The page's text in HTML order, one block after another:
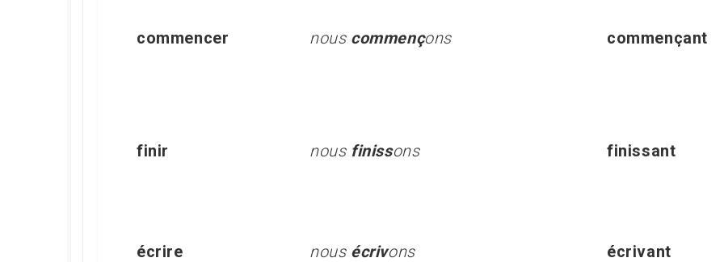
commencer nous commençons commençant
finir nous finissons finissant
écrire nous écrivons écrivant